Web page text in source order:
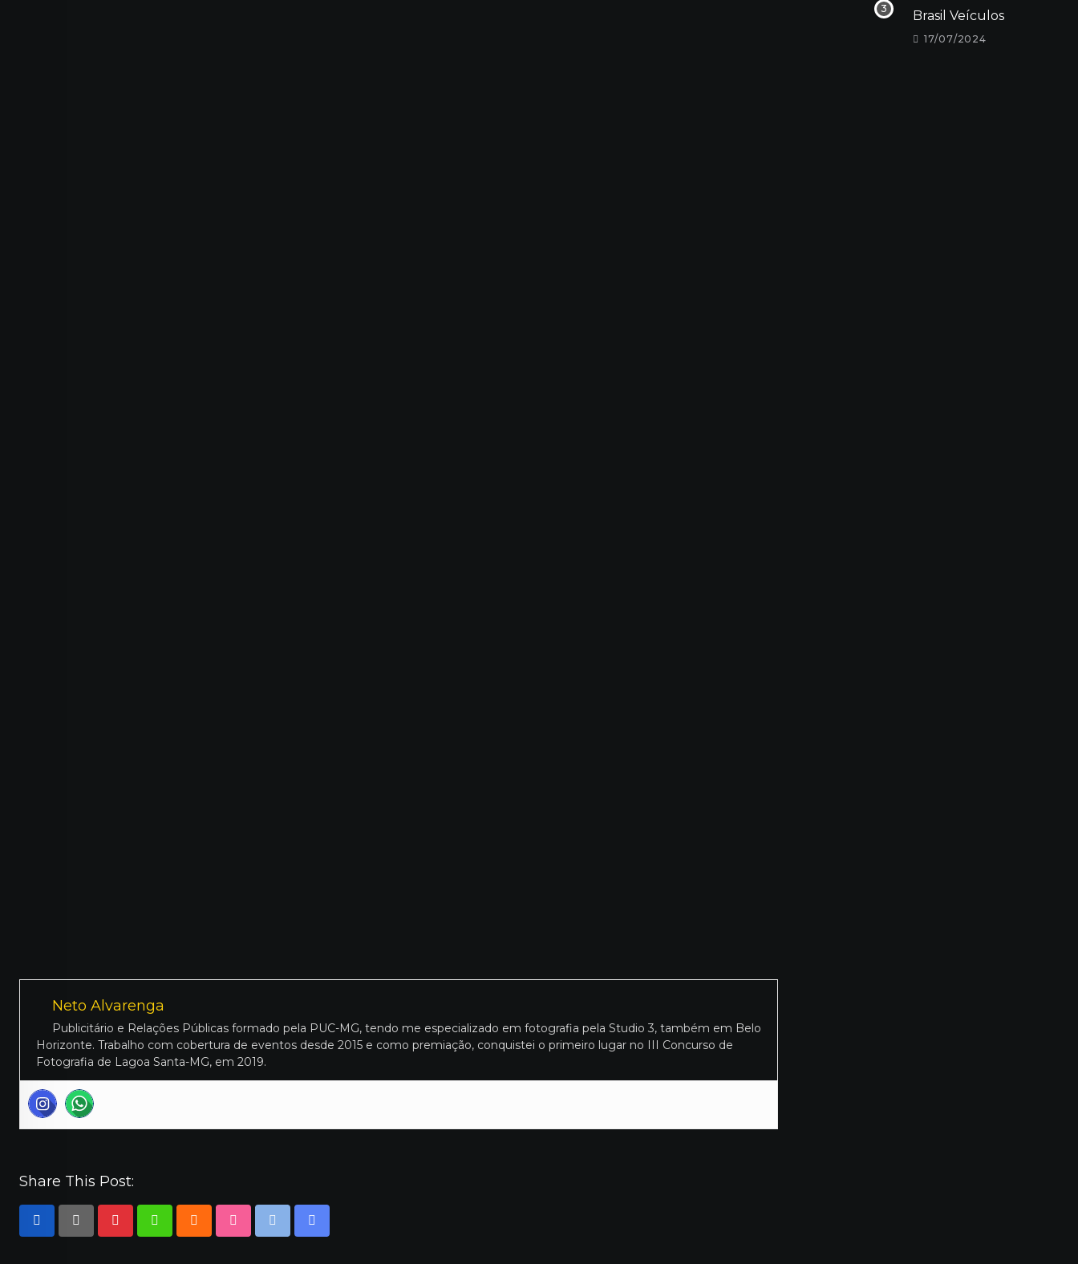
Neto Alvarenga
Publicitário e Relações Públicas formado pela PUC-MG, tendo me especializado em fotografia pela Studio 3, também em Belo
Horizonte. Trabalho com cobertura de eventos desde 2015 e como premiação, conquistei o primeiro lugar no III Concurso de
Fotografia de Lagoa Santa-MG, em 2019.
Share This Post:
Brasil Veículos
17/07/2024